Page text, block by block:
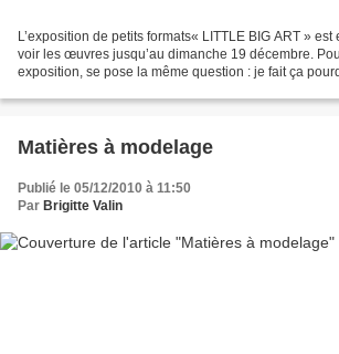
L’exposition de petits formats« LITTLE BIG ART »
voir les œuvres jusqu’au dimanche 19 décembre.
exposition, se pose la même question : je fait ça
Matières à modelage
Publié le 05/12/2010 à 11:50
Par Brigitte Valin